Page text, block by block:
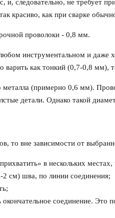
следовательно, не требует
красиво, как при сварке
проволоки - 0,8 мм.
инструментальном и даже
как тонкий (0,7-0,8 мм),
(примерно 0,6 мм).
детали. Однако такой
то вне зависимости от
в нескольких
2 см) шва, по линии соединения;
соединение. Это